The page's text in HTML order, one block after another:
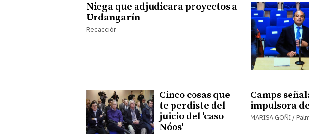
Niega que adjudicara proyectos a
Urdangarín
Redacción
Cinco cosas que
te perdiste del
juicio del 'caso
Nóos'
Camps
impulsora
MARISA GOÑI /